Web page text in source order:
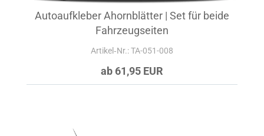
Autoaufkleber Ahornblätter | Set für beide
Fahrzeugseiten
Artikel‑Nr.: TA-051-008
ab 61,95 EUR